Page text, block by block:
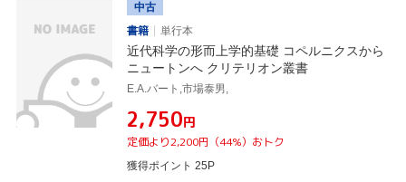
中古
書籍
単行本
近代科学の形而上学的基礎 コペルニクスから
ニュートンへ クリテリオン叢書
E.A.バート,市場泰男,
¥2,750円
定価より2,200円（44%）おトク
獲得ポイント 25P